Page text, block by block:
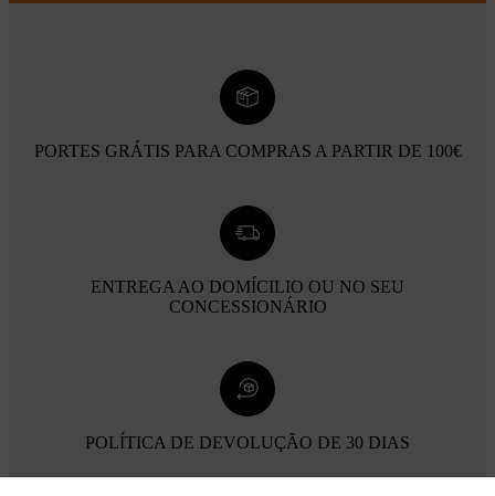
PORTES GRÁTIS PARA COMPRAS A PARTIR DE 100€
ENTREGA AO DOMÍCILIO OU NO SEU
CONCESSIONÁRIO
POLÍTICA DE DEVOLUÇÃO DE 30 DIAS